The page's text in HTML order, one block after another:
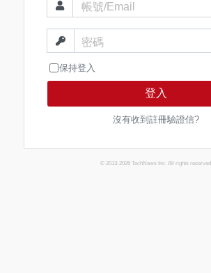
帳號/Email
密碼
保持登入
登入
沒有收到註冊驗證信?
© 2013-2026 TechNews Inc. All rights reserved.